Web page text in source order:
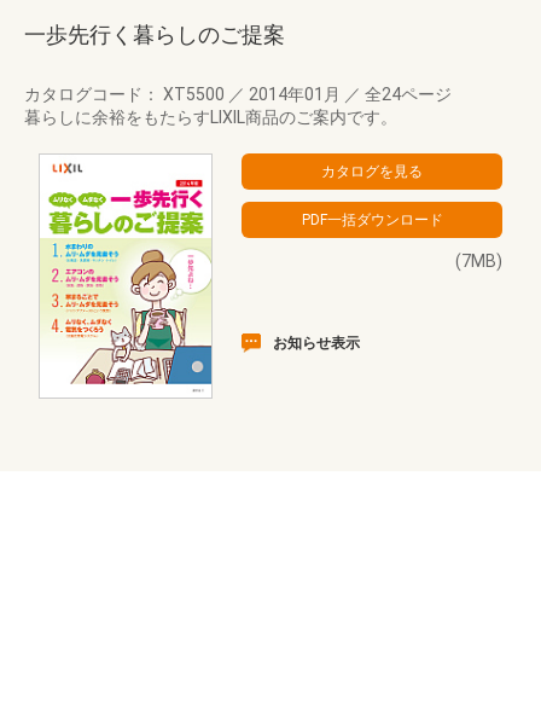
一歩先行く暮らしのご提案
カタログコード： XT5500 ／ 2014年01月 ／ 全24ページ
暮らしに余裕をもたらすLIXIL商品のご案内です。
(7MB)
お知らせ表示